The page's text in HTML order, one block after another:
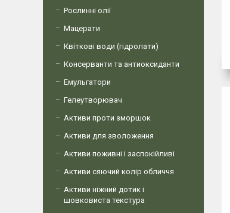
Рослинні олії
Мацерати
Квіткові води (гідролати)
Консерванти та антиоксиданти
Емульгатори
Гелеутворювач
Активи проти зморшок
Активи для зволоження
Активи поживні і заспокійливі
Активи сяючий колір обличчя
Активи ніжний дотик і
шовковиста текстура